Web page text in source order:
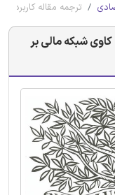
ترجمه مقاله کاربرد
کاوی شبکه مالی بر